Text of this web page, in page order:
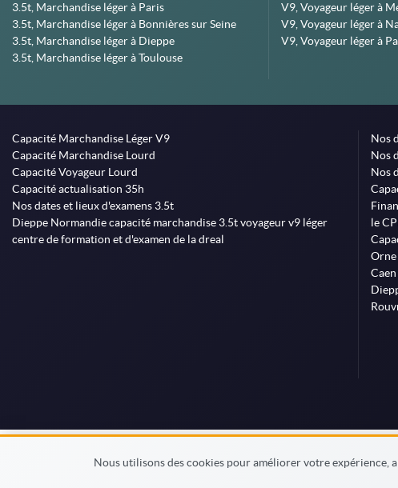
Nous utilisons des cookies pour améliorer votre expérience,
3.5t, Marchandise léger à Paris
3.5t, Marchandise léger à Bonnières sur Seine
3.5t, Marchandise léger à Dieppe
3.5t, Marchandise léger à Toulouse
V9, Voyageur léger à
V9, Voyageur léger à
V9, Voyageur léger à
Capacité Marchandise Léger V9
Capacité Marchandise Lourd
Capacité Voyageur Lourd
Capacité actualisation 35h
Nos dates et lieux d'examens 3.5t
Dieppe Normandie capacité marchandise 3.5t voyageur v9 léger
centre de formation et d'examen de la dreal
Nos
Nos
Nos
le
Orne
© MonFormateur.info 2026 Conditions